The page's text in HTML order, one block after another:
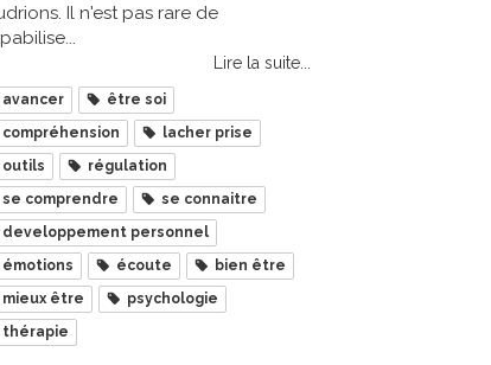
Il n'est pas rare de
Lire la suite...
avancer
être soi
compréhension
lacher prise
outils
régulation
se comprendre
se connaitre
developpement personnel
émotions
écoute
bien être
mieux être
psychologie
thérapie